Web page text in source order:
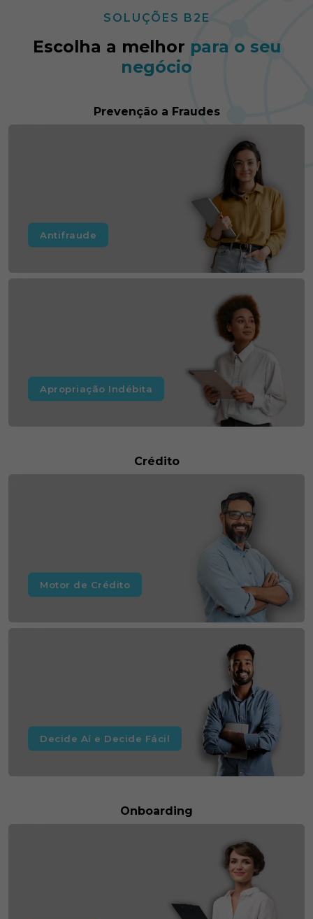
SOLUÇÕES B2E
Escolha a melhor para o seu
negócio
Prevenção a Fraudes
Antifraude
Apropriação Indébita
Crédito
Motor de Crédito
Decide Aí e Decide Fácil
Onboarding